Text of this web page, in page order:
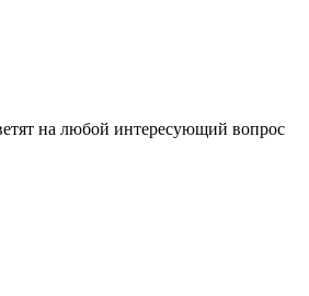
на любой интересующий вопрос